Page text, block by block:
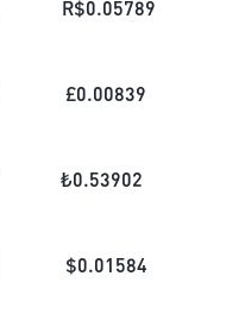
R$0.05789
£0.00839
₺0.53902
$0.01584